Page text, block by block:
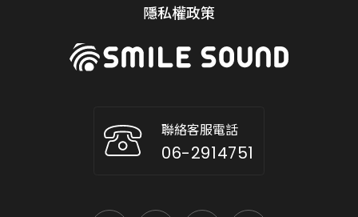
隱私權政策
聯絡客服電話
06-2914751